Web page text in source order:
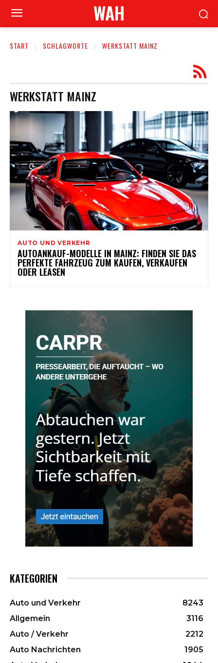
WAH
START SCHLAGWORTE WERKSTATT MAINZ
WERKSTATT MAINZ
AUTO UND VERKEHR
AUTOANKAUF-MODELLE IN MAINZ: FINDEN SIE DAS
PERFEKTE FAHRZEUG ZUM KAUFEN, VERKAUFEN
ODER LEASEN
KATEGORIEN
Auto und Verkehr
8243
Allgemein
3116
Auto / Verkehr
2212
Auto Nachrichten
1905